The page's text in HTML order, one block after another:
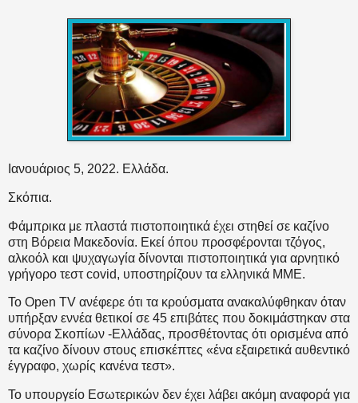
Ιανουάριος 5, 2022. Ελλάδα.
Σκόπια.
Φάμπρικα με πλαστά πιστοποιητικά έχει στηθεί σε καζίνο
στη Βόρεια Μακεδονία. Εκεί όπου προσφέρονται τζόγος,
αλκοόλ και ψυχαγωγία δίνονται πιστοποιητικά για αρνητικό
γρήγορο τεστ covid, υποστηρίζουν τα ελληνικά ΜΜΕ.
Το Open TV ανέφερε ότι τα κρούσματα ανακαλύφθηκαν όταν
υπήρξαν εννέα θετικοί σε 45 επιβάτες που δοκιμάστηκαν στα
σύνορα Σκοπίων -Ελλάδας, προσθέτοντας ότι ορισμένα από
τα καζίνο δίνουν στους επισκέπτες «ένα εξαιρετικά αυθεντικό
έγγραφο, χωρίς κανένα τεστ».
Το υπουργείο Εσωτερικών δεν έχει λάβει ακόμη αναφορά για